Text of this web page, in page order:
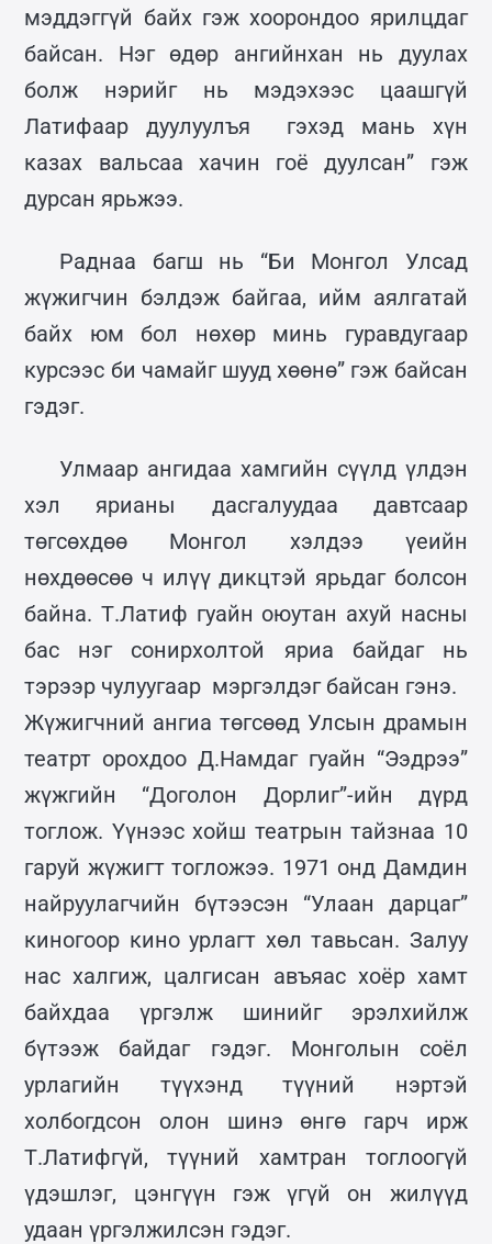
мэддэггүй байх гэж хоорондоо ярилцдаг
байсан. Нэг өдөр ангийнхан нь дуулах
болж нэрийг нь мэдэхээс цаашгүй
Латифаар дуулуулъя гэхэд мань хүн
казах вальсаа хачин гоё дуулсан” гэж
дурсан ярьжээ.
Раднаа багш нь “Би Монгол Улсад
жүжигчин бэлдэж байгаа, ийм аялгатай
байх юм бол нөхөр минь гуравдугаар
курсээс би чамайг шууд хөөнө” гэж байсан
гэдэг.
Улмаар ангидаа хамгийн сүүлд үлдэн
хэл ярианы дасгалуудаа давтсаар
төгсөхдөө Монгол хэлдээ үеийн
нөхдөөсөө ч илүү дикцтэй ярьдаг болсон
байна. Т.Латиф гуайн оюутан ахуй насны
бас нэг сонирхолтой яриа байдаг нь
тэрээр чулуугаар мэргэлдэг байсан гэнэ.
Жүжигчний ангиа төгсөөд Улсын драмын
театрт орохдоо Д.Намдаг гуайн “Ээдрээ”
жүжгийн “Доголон Дорлиг”-ийн дүрд
тоглож. Үүнээс хойш театрын тайзнаа 10
гаруй жүжигт тогложээ. 1971 онд Дамдин
найруулагчийн бүтээсэн “Улаан дарцаг”
киногоор кино урлагт хөл тавьсан. Залуу
нас халгиж, цалгисан авъяас хоёр хамт
байхдаа үргэлж шинийг эрэлхийлж
бүтээж байдаг гэдэг. Монголын соёл
урлагийн түүхэнд түүний нэртэй
холбогдсон олон шинэ өнгө гарч ирж
Т.Латифгүй, түүний хамтран тоглоогүй
үдэшлэг, цэнгүүн гэж үгүй он жилүүд
удаан үргэлжилсэн гэдэг.